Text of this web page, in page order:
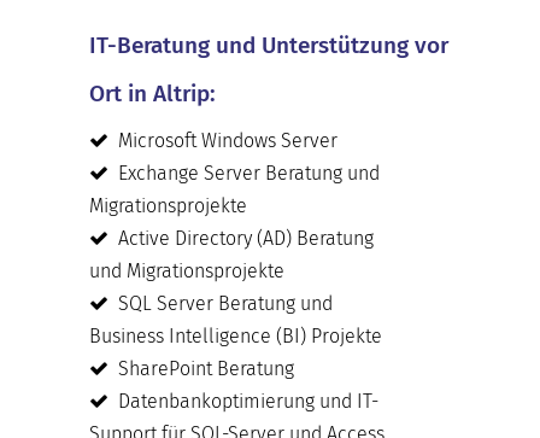
IT-Beratung und Unterstützung vor
Ort in Altrip:
Microsoft Windows Server
Exchange Server Beratung und
Migrationsprojekte
Active Directory (AD) Beratung
und Migrationsprojekte
SQL Server Beratung und
Business Intelligence (BI) Projekte
SharePoint Beratung
Datenbankoptimierung und IT-